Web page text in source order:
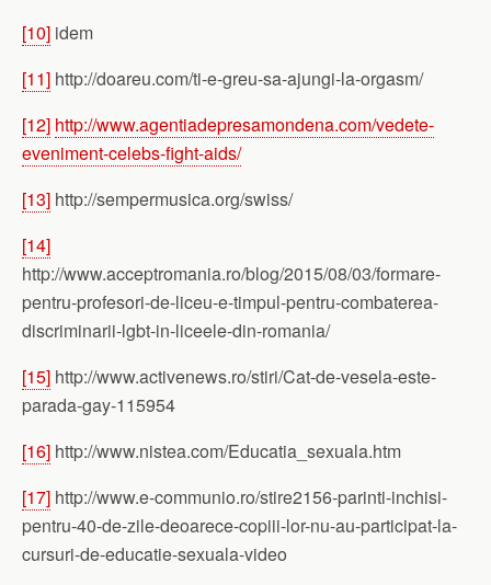
[10] idem
[11] http://doareu.com/ti-e-greu-sa-ajungi-la-orgasm/
[12] http://www.agentiadepresamondena.com/vedete-
eveniment-celebs-fight-aids/
[13] http://sempermusica.org/swiss/
[14]
http://www.acceptromania.ro/blog/2015/08/03/formare-
pentru-profesori-de-liceu-e-timpul-pentru-combaterea-
discriminarii-lgbt-in-liceele-din-romania/
[15] http://www.activenews.ro/stiri/Cat-de-vesela-este-
parada-gay-115954
[16] http://www.nistea.com/Educatia_sexuala.htm
[17] http://www.e-communio.ro/stire2156-parinti-inchisi-
pentru-40-de-zile-deoarece-copiii-lor-nu-au-participat-la-
cursuri-de-educatie-sexuala-video